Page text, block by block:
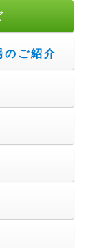
のご紹介